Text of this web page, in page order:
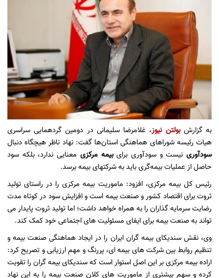
به گزارشبولتن نیوز، غلامرضا سلیمانی در دومین گردهمایی سراسری
هیات رئیسه شوراهای هماهنگی استان‌ها گفت: نهاد ناظر هیچگاه دنبال
سودآورینیست و سودآوری برایبیمه مرکزی معنایی ندارد، بلکه سود
حاصل از عملیات بیمه‌گری باید به شرکتهای بیمه برسد.
رئیس کل بیمه مرکزی، افزود: ماموریت بیمه مرکزی را در راستای تولید
ثروت برای اقتصاد کشور و صنعت بیمه است و افزایش سود در کوتاه مدت
رضایت سرمایه گذاران را به همراه خواهد داشت؛ اما تولید ثروت پایدار می
تواند به صنعت بیمه برای ایفای مسئولیت های اجتماعی خود کمک کند.
وی، نقش سندیکای بیمه گران ایران را در ایجاد هماهنگی صنعت بیمه و
تنظیم روابط بین شرکت های بیمه ای، پررنگ و مهم ارزیابی و تصریح کرد:
اراده بیمه مرکزی بر این اصل استوار است که سندیکای بیمه گران را تقویت
کرده و سهم بیشتری از ماموریت های کلان صنعت بیمه را به این نهاد